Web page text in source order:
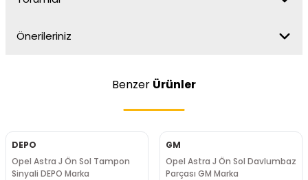
Önerileriniz
Benzer Ürünler
DEPO
Opel Astra J Ön Sol Tampon
Sinyali DEPO Marka
GM
Opel Astra J Ön Sol Davlumbaz
Parçası GM Marka